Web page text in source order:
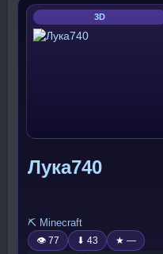
3D
Лука740
⛏️ Minecraft
👁 77 ⬇ 43 ★ —